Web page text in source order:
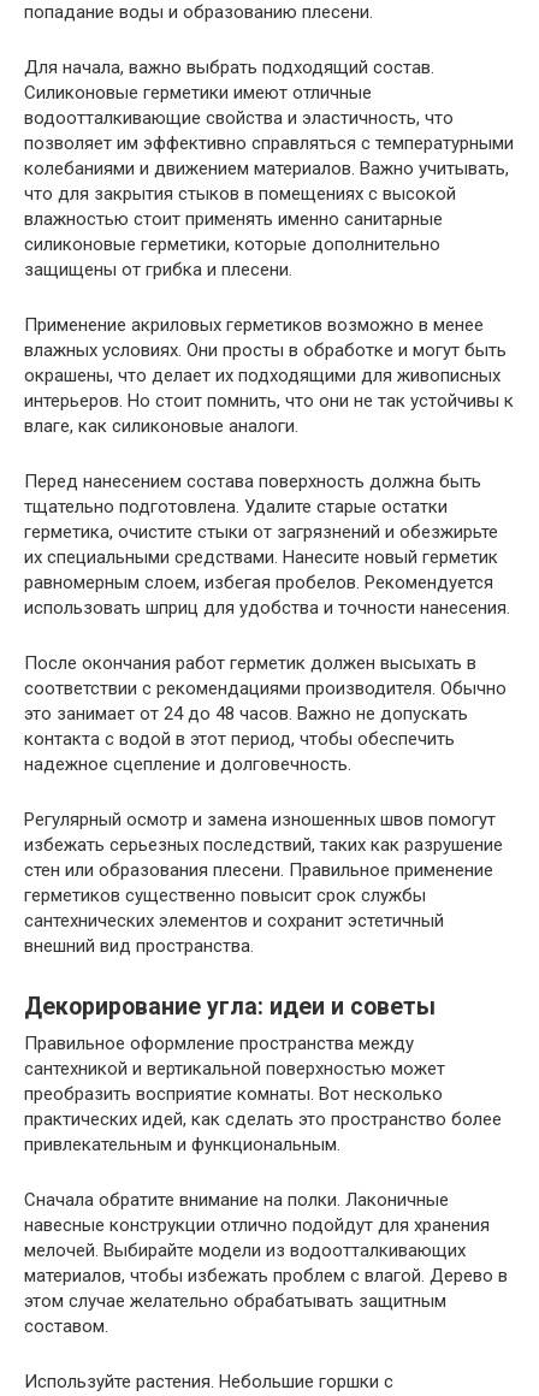
попадание воды и образованию плесени.
Для начала, важно выбрать подходящий состав.
Силиконовые герметики имеют отличные
водоотталкивающие свойства и эластичность, что
позволяет им эффективно справляться с температурными
колебаниями и движением материалов. Важно учитывать,
что для закрытия стыков в помещениях с высокой
влажностью стоит применять именно санитарные
силиконовые герметики, которые дополнительно
защищены от грибка и плесени.
Применение акриловых герметиков возможно в менее
влажных условиях. Они просты в обработке и могут быть
окрашены, что делает их подходящими для живописных
интерьеров. Но стоит помнить, что они не так устойчивы к
влаге, как силиконовые аналоги.
Перед нанесением состава поверхность должна быть
тщательно подготовлена. Удалите старые остатки
герметика, очистите стыки от загрязнений и обезжирьте
их специальными средствами. Нанесите новый герметик
равномерным слоем, избегая пробелов. Рекомендуется
использовать шприц для удобства и точности нанесения.
После окончания работ герметик должен высыхать в
соответствии с рекомендациями производителя. Обычно
это занимает от 24 до 48 часов. Важно не допускать
контакта с водой в этот период, чтобы обеспечить
надежное сцепление и долговечность.
Регулярный осмотр и замена изношенных швов помогут
избежать серьезных последствий, таких как разрушение
стен или образования плесени. Правильное применение
герметиков существенно повысит срок службы
сантехнических элементов и сохранит эстетичный
внешний вид пространства.
Декорирование угла: идеи и советы
Правильное оформление пространства между
сантехникой и вертикальной поверхностью может
преобразить восприятие комнаты. Вот несколько
практических идей, как сделать это пространство более
привлекательным и функциональным.
Сначала обратите внимание на полки. Лаконичные
навесные конструкции отлично подойдут для хранения
мелочей. Выбирайте модели из водоотталкивающих
материалов, чтобы избежать проблем с влагой. Дерево в
этом случае желательно обрабатывать защитным
составом.
Используйте растения. Небольшие горшки с